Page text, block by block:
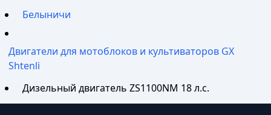
Белыничи
Двигатели для мотоблоков и культиваторов GX
Shtenli
Дизельный двигатель ZS1100NM 18 л.с.